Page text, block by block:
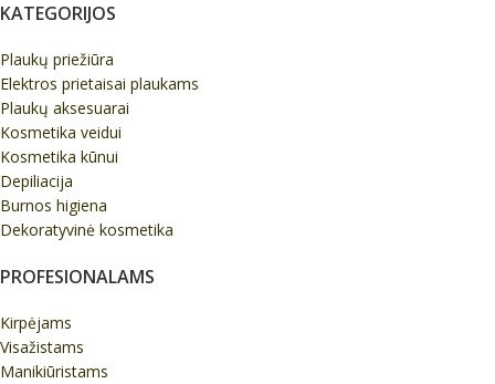
KATEGORIJOS
Plaukų priežiūra
Elektros prietaisai plaukams
Plaukų aksesuarai
Kosmetika veidui
Kosmetika kūnui
Depiliacija
Burnos higiena
Dekoratyvinė kosmetika
PROFESIONALAMS
Kirpėjams
Visažistams
Manikiūristams